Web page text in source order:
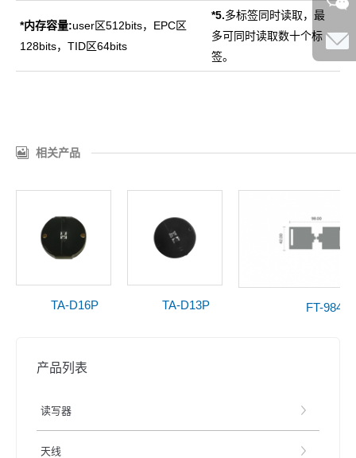
*内存容量:user区512bits，EPC区
128bits，TID区64bits
*5.多标签同时读取，最
多可同时读取数十个标
签。
相关产品
TA-D16P TA-D13P FT-9842
产品列表
读写器
天线